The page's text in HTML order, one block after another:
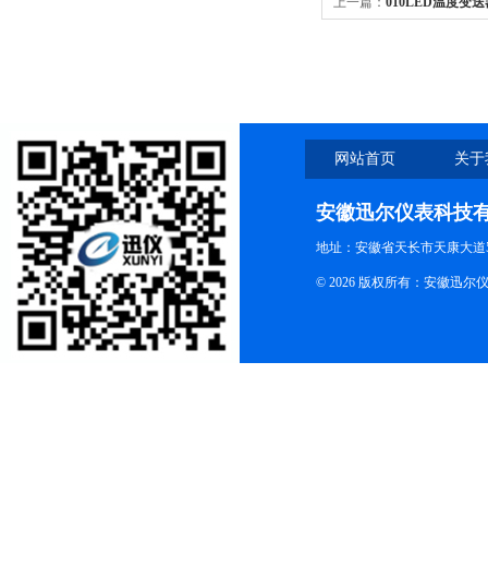
网站首页 关
安徽迅尔仪表科技
地址：安徽省天长市天康大道
© 2026 版权所有：安徽迅尔